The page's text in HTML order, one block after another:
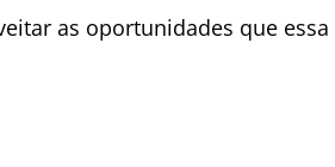
as oportunidades que essa